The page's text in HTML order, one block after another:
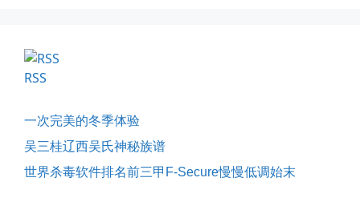
海边散步随手一拍
晚上出门散步，抬头看月亮很圆，...
RSS
一次完美的冬季体验
吴三桂辽西吴氏神秘族谱
世界杀毒软件排名前三甲F-Secure慢慢低调始末